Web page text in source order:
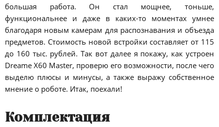
большая работа. Он стал мощнее, тоньше,
функциональнее и даже в каких-то моментах умнее
благодаря новым камерам для распознавания и объезда
предметов. Стоимость новой встройки составляет от 115
до 160 тыс. рублей. Так вот далее я покажу, как устроен
Dreame X60 Master, проверю его возможности, после чего
выделю плюсы и минусы, а также выражу собственное
мнение о роботе. Итак, поехали!
Комплектация